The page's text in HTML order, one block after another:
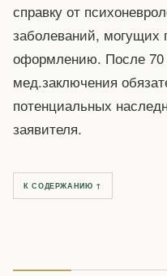
справку от
заболеваний, могущих
оформлению. После 70
мед.заключения
потенциальных
заявителя.
К СОДЕРЖАНИЮ ↑